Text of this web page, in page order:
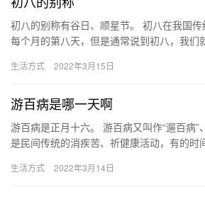
初八的别称有谷日、顺星节。 初八在我国
每个月的第八天，但是通常说到初八，我们
人们在…
生活方式 2022年3月15日
游百病是哪一天啊
游百病是正月十六。 游百病又叫作“遛百病”
是民间传统的消疾苦、祈健康活动，有的时
生活方式 2022年3月14日